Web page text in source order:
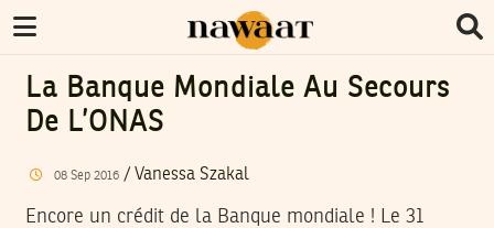
La Banque Mondiale Au Secours
De L’ONAS
08 Sep 2016/ Vanessa Szakal
Encore un crédit de la Banque mondiale ! Le 31